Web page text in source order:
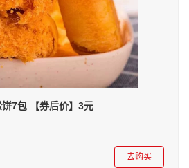
7包 【券后价】3元
去购买